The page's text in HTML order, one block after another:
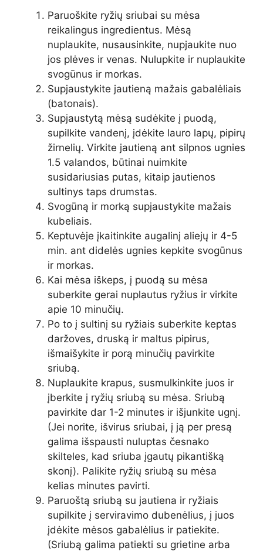
Paruoškite ryžių sriubai su mėsa
reikalingus ingredientus. Mėsą
nuplaukite, nusausinkite, nupjaukite nuo
jos plėves ir venas. Nulupkite ir nuplaukite
svogūnus ir morkas.
Supjaustykite jautieną mažais gabalėliais
(batonais).
Supjaustytą mėsą sudėkite į puodą,
supilkite vandenį, įdėkite lauro lapų, pipirų
žirnelių. Virkite jautieną ant silpnos ugnies
1.5 valandos, būtinai nuimkite
susidariusias putas, kitaip jautienos
sultinys taps drumstas.
Svogūną ir morką supjaustykite mažais
kubeliais.
Keptuvėje įkaitinkite augalinį aliejų ir 4-5
min. ant didelės ugnies kepkite svogūnus
ir morkas.
Kai mėsa iškeps, į puodą su mėsa
suberkite gerai nuplautus ryžius ir virkite
apie 10 minučių.
Po to į sultinį su ryžiais suberkite keptas
daržoves, druską ir maltus pipirus,
išmaišykite ir porą minučių pavirkite
sriubą.
Nuplaukite krapus, susmulkinkite juos ir
įberkite į ryžių sriubą su mėsa. Sriubą
pavirkite dar 1-2 minutes ir išjunkite ugnį.
(Jei norite, išvirus sriubai, į ją per presą
galima išspausti nuluptas česnako
skilteles, kad sriuba įgautų pikantišką
skonį). Palikite ryžių sriubą su mėsa
kelias minutes pavirti.
Paruoštą sriubą su jautiena ir ryžiais
supilkite į serviravimo dubenėlius, į juos
įdėkite mėsos gabalėlius ir patiekite.
(Sriubą galima patiekti su grietine arba